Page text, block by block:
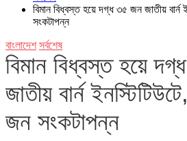
বিমান বিধ্বস্ত হয়ে দগ্ধ ৩৫ জন জাতীয়
সংকটাপন্ন
বাংলাদেশ সর্বশেষ
বিমান বিধ্বস্ত হয়ে
জাতীয় বার্ন
জন সংকটাপন্ন